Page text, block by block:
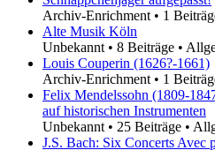
Archiv-Enrichment • 1
Alte Musik Köln
Unbekannt • 8 Beiträge •
Louis Couperin (1626?-1661)
Archiv-Enrichment • 1
Felix Mendelssohn (1809-
auf historischen Instrumenten
Unbekannt • 25 Beiträge •
J.S. Bach: Six Concerts Avec